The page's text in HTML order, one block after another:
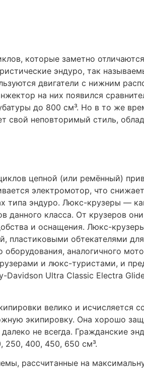
которые заметно
эндуро, так
двигатели с нижним
на них появился
до 800 см³. Но в то же
свой неповторимый стиль,
цепной (или ремённый)
электромотор, что
типа эндуро. Люкс-крузеры —
данного класса. От крузеров
и оснащения. Люкс-
пластиковыми обтекателями
аналогичного
и люкс-туристами, и
Ultra Classic Electra
велико и исчисляется
экипировку. Она хорошо
не всегда. Гражданские
250, 400, 450, 650 см³.
рассчитанные на